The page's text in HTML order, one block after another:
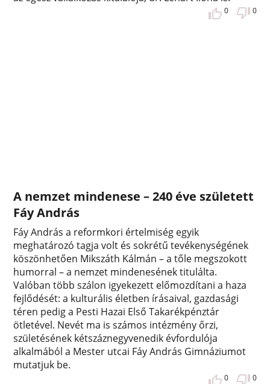
0 0
A nemzet mindenese – 240 éve született
Fáy András
Fáy András a reformkori értelmiség egyik
meghatározó tagja volt és sokrétű tevékenységének
köszönhetően Mikszáth Kálmán – a tőle megszokott
humorral – a nemzet mindenesének titulálta.
Valóban több szálon igyekezett előmozdítani a haza
fejlődését: a kulturális életben írásaival, gazdasági
téren pedig a Pesti Hazai Első Takarékpénztár
ötletével. Nevét ma is számos intézmény őrzi,
születésének kétszáznegyvenedik évfordulója
alkalmából a Mester utcai Fáy András Gimnáziumot
mutatjuk be.
0 0